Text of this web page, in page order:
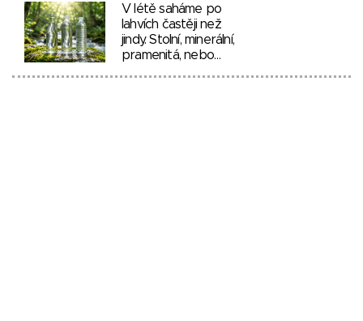
V létě saháme po
lahvích častěji než
jindy. Stolní, minerální,
pramenitá, nebo…